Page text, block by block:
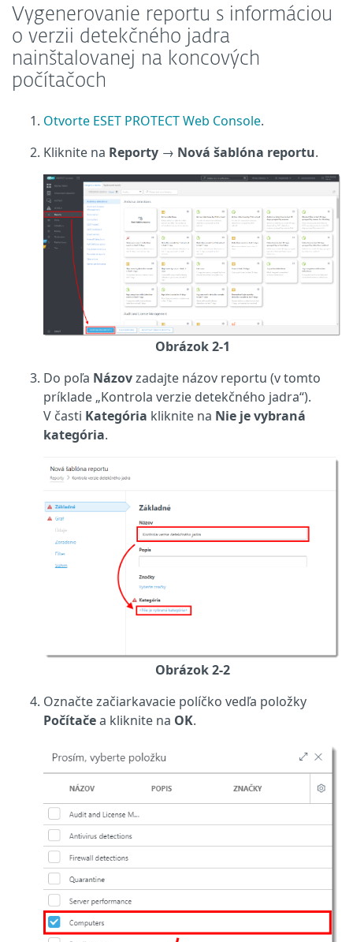
Vygenerovanie reportu s informáciou
o verzii detekčného jadra
nainštalovanej na koncových
počítačoch
Otvorte ESET PROTECT Web Console.
Kliknite na Reporty → Nová šablóna reportu.
Obrázok 2-1
Do poľa Názovzadajte názov reportu (v tomto
príklade „Kontrola verzie detekčného jadra“).
V časti Kategória kliknite na Nie je vybraná
kategória.
Obrázok 2-2
Označte začiarkavacie políčko vedľa položky
Počítačea kliknite na OK.